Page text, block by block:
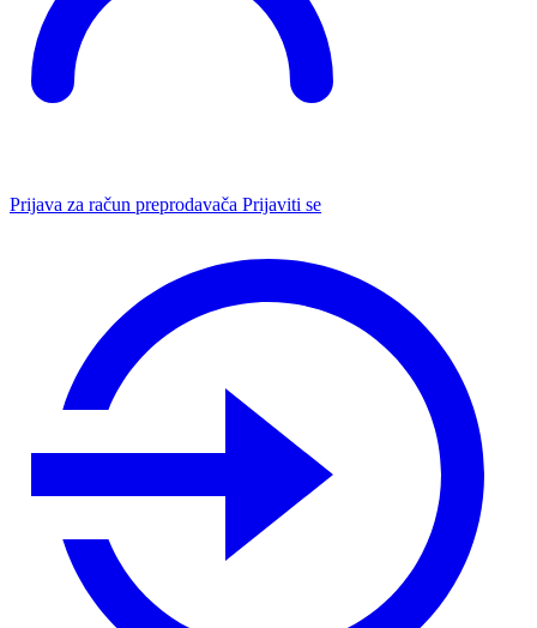
Prijava za račun preprodavača Prijaviti se